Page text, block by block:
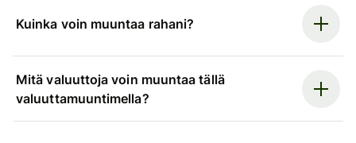
Kuinka voin muuntaa rahani?
Mitä valuuttoja voin muuntaa tällä
valuuttamuuntimella?